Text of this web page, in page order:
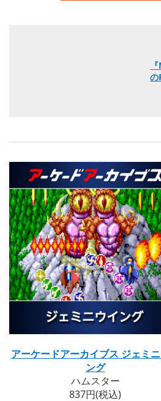
の
アーケードアーカイブス ジェミ
ング
ハムスター
837円(税込)